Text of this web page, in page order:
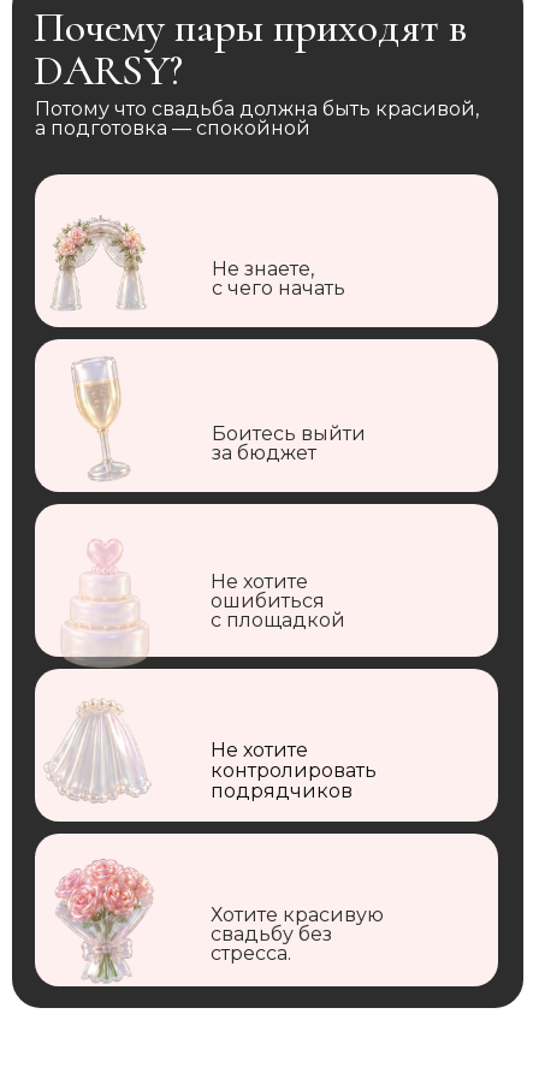
Почему пары приходят в
DARSY?
Потому что свадьба должна быть красивой,
а подготовка — спокойной
Не знаете,
с чего начать
Не хотите
контролировать
подрядчиков
Боитесь выйти
за бюджет
Хотите красивую
свадьбу без
стресса.
Не хотите
ошибиться
с площадкой